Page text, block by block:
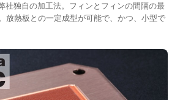
社独自の加工法。フィンとフィンの間隔の最
放熱板との一定成型が可能で、かつ、小型で